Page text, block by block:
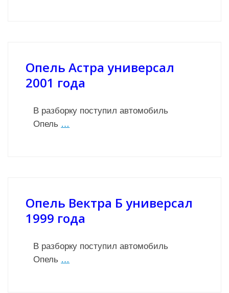
Опель Астра универсал
2001 года
В разборку поступил автомобиль
Опель …
Опель Вектра Б универсал
1999 года
В разборку поступил автомобиль
Опель …